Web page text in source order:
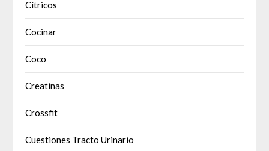
Cítricos
Cocinar
Coco
Creatinas
Crossfit
Cuestiones Tracto Urinario